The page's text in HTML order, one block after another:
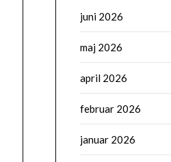
juni 2026
maj 2026
april 2026
februar 2026
januar 2026